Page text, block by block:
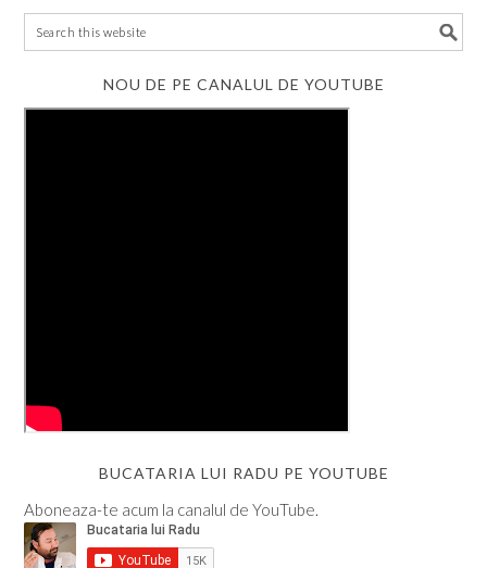
NOU DE PE CANALUL DE YOUTUBE
BUCATARIA LUI RADU PE YOUTUBE
Aboneaza-te acum la canalul de YouTube.